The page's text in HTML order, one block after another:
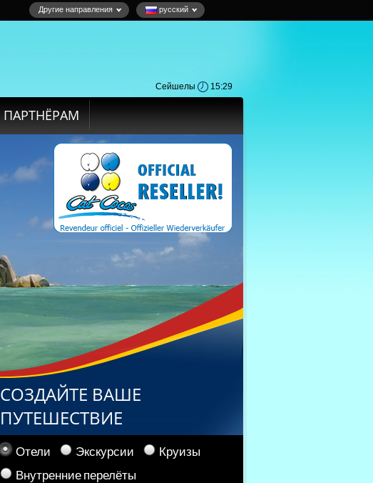
Другие направления русский
Сейшелы 15:29
ПАРТНЁРАМ
СОЗДАЙТЕ ВАШЕ
ПУТЕШЕСТВИЕ
Отели Экскурсии
Круизы
Внутренние перелёты